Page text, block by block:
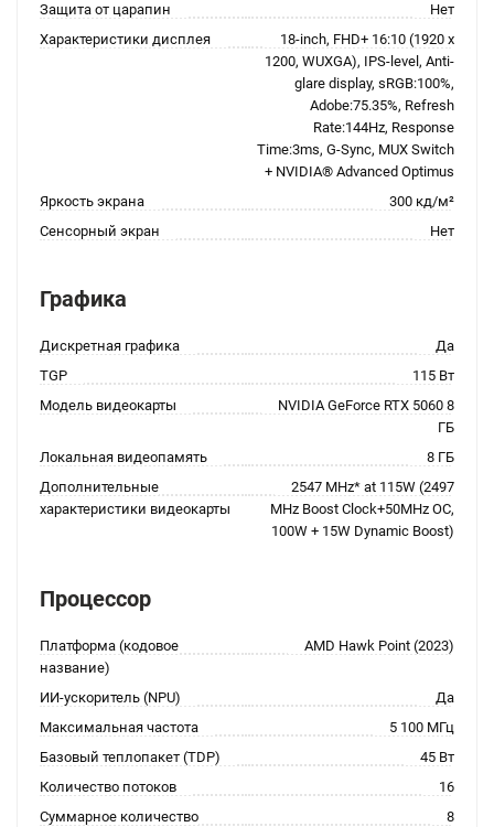
Защита от царапин
Нет
Характеристики дисплея
18-inch, FHD+ 16:10 (1920 x
1200, WUXGA), IPS-level, Anti-
glare display, sRGB:100%,
Adobe:75.35%, Refresh
Rate:144Hz, Response
Time:3ms, G-Sync, MUX Switch
+ NVIDIA® Advanced Optimus
Яркость экрана
300 кд/м²
Сенсорный экран
Нет
Графика
Дискретная графика
Да
TGP
115 Вт
Модель видеокарты
NVIDIA GeForce RTX 5060 8
ГБ
Локальная видеопамять
8 ГБ
Дополнительные
характеристики видеокарты
2547 MHz* at 115W (2497
MHz Boost Clock+50MHz OC,
100W + 15W Dynamic Boost)
Процессор
Платформа (кодовое
название)
AMD Hawk Point (2023)
ИИ-ускоритель (NPU)
Да
Максимальная частота
5 100 МГц
Базовый теплопакет (TDP)
45 Вт
Количество потоков
16
Суммарное количество
8